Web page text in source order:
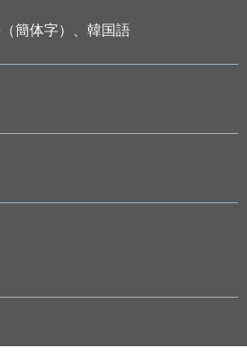
簡体字）、韓国語